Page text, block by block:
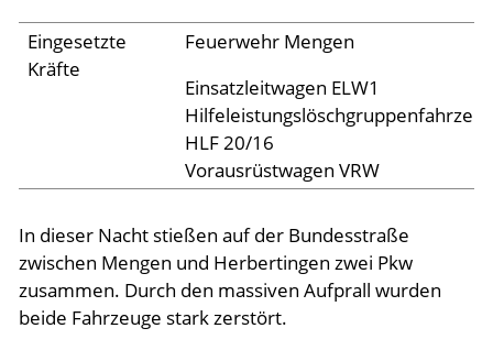
Links
Eingesetzte
Kräfte
Feuerwehr Mengen
Einsatzleitwagen ELW1
Hilfeleistungslöschgruppenfahrzeug
HLF 20/16
Vorausrüstwagen VRW
In dieser Nacht stießen auf der Bundesstraße
zwischen Mengen und Herbertingen zwei Pkw
zusammen. Durch den massiven Aufprall wurden
beide Fahrzeuge stark zerstört.